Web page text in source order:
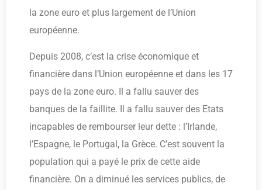
la zone euro et plus largement de l’Union
européenne.
Depuis 2008, c’est la crise économique et
financière dans l’Union européenne et dans les 17
pays de la zone euro. Il a fallu sauver des
banques de la faillite. Il a fallu sauver des Etats
incapables de rembourser leur dette : l’Irlande,
l’Espagne, le Portugal, la Grèce. C’est souvent la
population qui a payé le prix de cette aide
financière. On a diminué les services publics, de